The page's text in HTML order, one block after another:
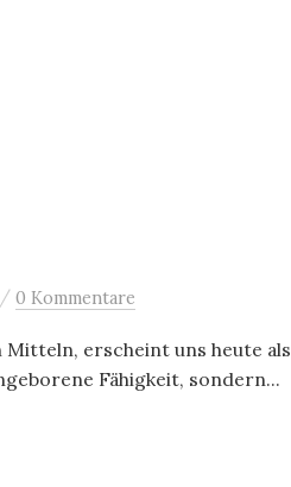
/ 0 Kommentare
erscheint uns heute als
Fähigkeit, sondern...